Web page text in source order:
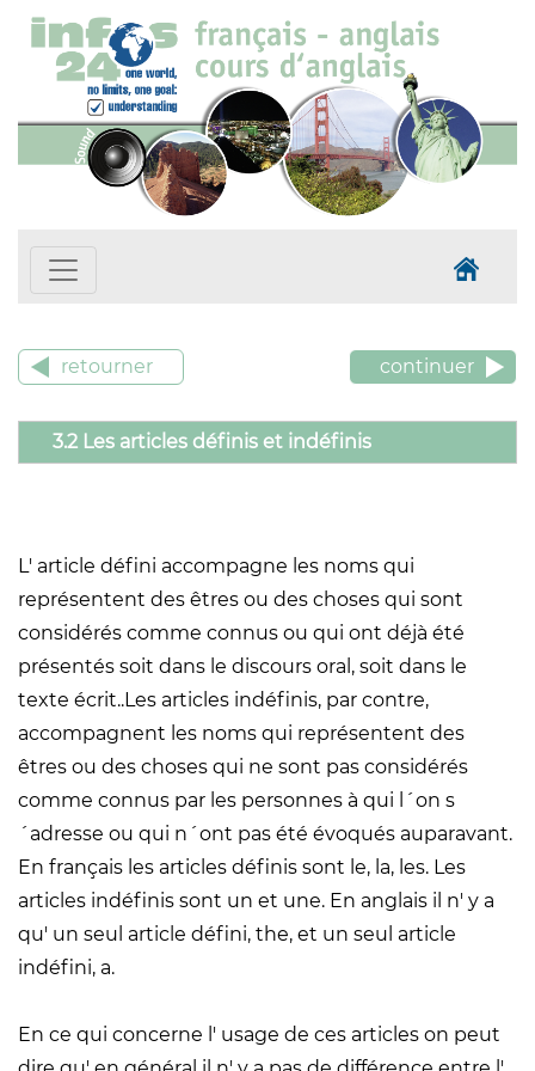
retourner continuer
3.2 Les articles définis et indéfinis
L' article défini accompagne les noms qui
représentent des êtres ou des choses qui sont
considérés comme connus ou qui ont déjà été
présentés soit dans le discours oral, soit dans le
texte écrit..Les articles indéfinis, par contre,
accompagnent les noms qui représentent des
êtres ou des choses qui ne sont pas considérés
comme connus par les personnes à qui l´on s
´adresse ou qui n´ont pas été évoqués auparavant.
En français les articles définis sont le, la, les. Les
articles indéfinis sont un et une. En anglais il n' y a
qu' un seul article défini, the, et un seul article
indéfini, a.
En ce qui concerne l' usage de ces articles on peut